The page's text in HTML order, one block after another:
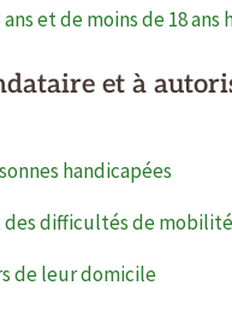
et de moins de 18 ans
et à
handicapées
des difficultés de mobilité
de leur domicile